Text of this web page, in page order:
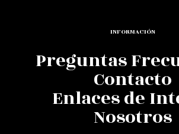
INFORMACIÓN
Preguntas
Contacto
Enlaces de
Nosotros